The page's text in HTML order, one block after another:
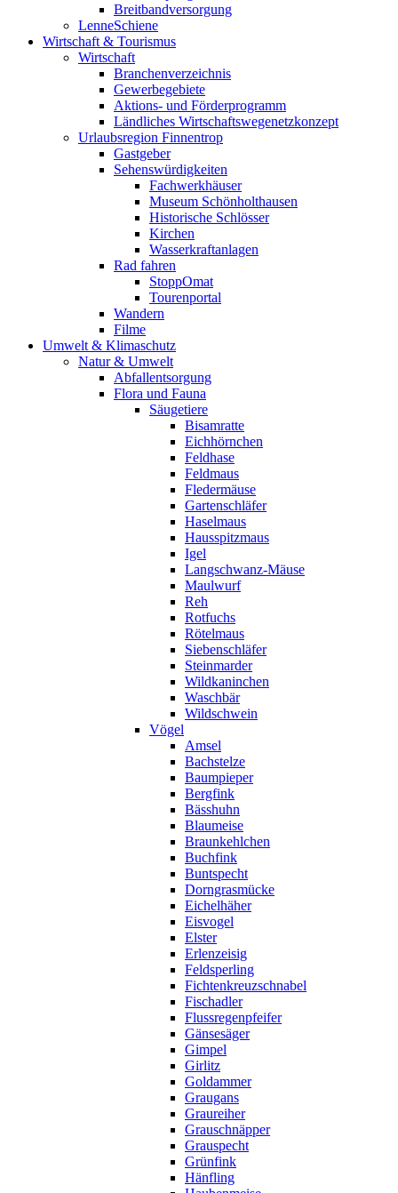
Breitbandversorgung
LenneSchiene
Wirtschaft & Tourismus
Wirtschaft
Branchenverzeichnis
Gewerbegebiete
Aktions- und Förderprogramm
Ländliches Wirtschaftswegenetzkonzept
Urlaubsregion Finnentrop
Gastgeber
Sehenswürdigkeiten
Fachwerkhäuser
Museum Schönholthausen
Historische Schlösser
Kirchen
Wasserkraftanlagen
Rad fahren
StoppOmat
Tourenportal
Wandern
Filme
Umwelt & Klimaschutz
Natur & Umwelt
Abfallentsorgung
Flora und Fauna
Säugetiere
Bisamratte
Eichhörnchen
Feldhase
Feldmaus
Fledermäuse
Gartenschläfer
Haselmaus
Hausspitzmaus
Igel
Langschwanz-Mäuse
Maulwurf
Reh
Rotfuchs
Rötelmaus
Siebenschläfer
Steinmarder
Wildkaninchen
Waschbär
Wildschwein
Vögel
Amsel
Bachstelze
Baumpieper
Bergfink
Bässhuhn
Blaumeise
Braunkehlchen
Buchfink
Buntspecht
Dorngrasmücke
Eichelhäher
Eisvogel
Elster
Erlenzeisig
Feldsperling
Fichtenkreuzschnabel
Fischadler
Flussregenpfeifer
Gänsesäger
Gimpel
Girlitz
Goldammer
Graugans
Graureiher
Grauschnäpper
Grauspecht
Grünfink
Hänfling